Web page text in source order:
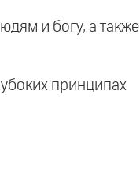
и богу, а также
принципах